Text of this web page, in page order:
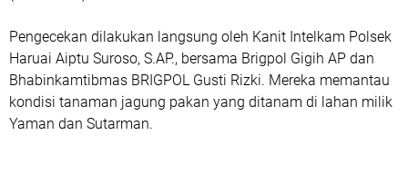
Pengecekan dilakukan langsung oleh Kanit Intelkam Polsek
Haruai Aiptu Suroso, S.AP., bersama Brigpol Gigih AP dan
Bhabinkamtibmas BRIGPOL Gusti Rizki. Mereka memantau
kondisi tanaman jagung pakan yang ditanam di lahan milik
Yaman dan Sutarman.